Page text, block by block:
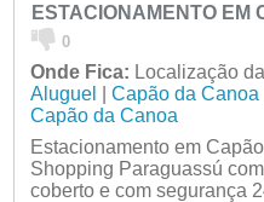
ESTACIONAMENTO EM
0
Onde Fica: Localização
Aluguel
Capão da Canoa
Capão da Canoa
Estacionamento em
Shopping Paraguassú
coberto e com segurança